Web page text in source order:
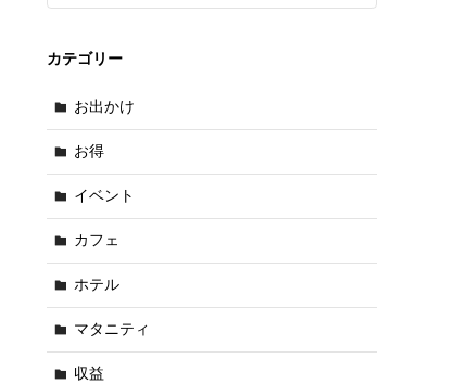
カテゴリー
お出かけ
お得
イベント
カフェ
ホテル
マタニティ
収益